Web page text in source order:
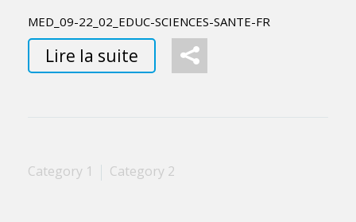
MED_09-22_02_EDUC-SCIENCES-SANTE-FR
Lire la suite
Category 1 Category 2